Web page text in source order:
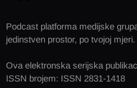
Podcast platforma medijske
jedinstven prostor, po tvojoj mjeri.
Ova elektronska serijska
ISSN brojem: ISSN 2831-1418